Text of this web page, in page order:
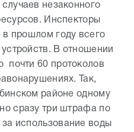
незаконного
Инспекторы
прошлом году всего
В отношении
почти 60 протоколов
Так,
районе одному
сразу три штрафа по
использование воды